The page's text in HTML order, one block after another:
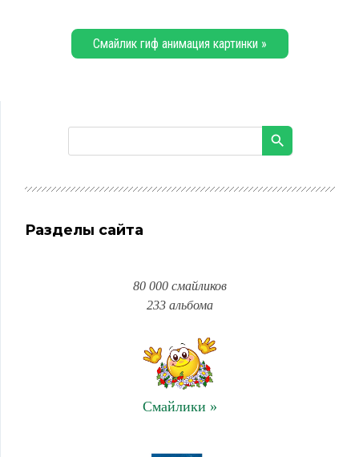
Смайлик гиф анимация картинки »
Разделы сайта
80 000 смайликов
233 альбома
Смайлики »